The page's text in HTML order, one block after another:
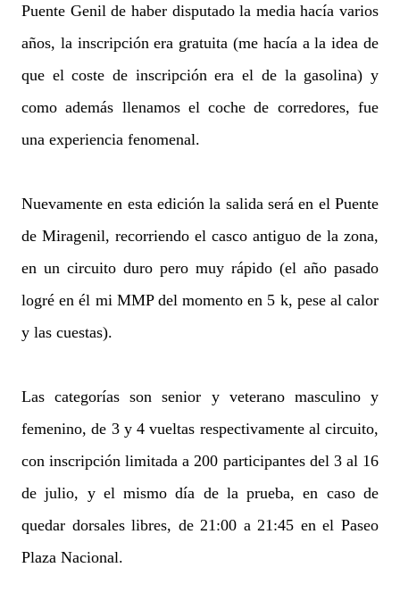
Puente Genil de haber disputado la media hacía varios
años, la inscripción era gratuita (me hacía a la idea de
que el coste de inscripción era el de la gasolina) y
como además llenamos el coche de corredores, fue
una experiencia fenomenal.
Nuevamente en esta edición la salida será en el Puente
de Miragenil, recorriendo el casco antiguo de la zona,
en un circuito duro pero muy rápido (el año pasado
logré en él mi MMP del momento en 5 k, pese al calor
y las cuestas).
Las categorías son senior y veterano masculino y
femenino, de 3 y 4 vueltas respectivamente al circuito,
con inscripción limitada a 200 participantes del 3 al 16
de julio, y el mismo día de la prueba, en caso de
quedar dorsales libres, de 21:00 a 21:45 en el Paseo
Plaza Nacional.